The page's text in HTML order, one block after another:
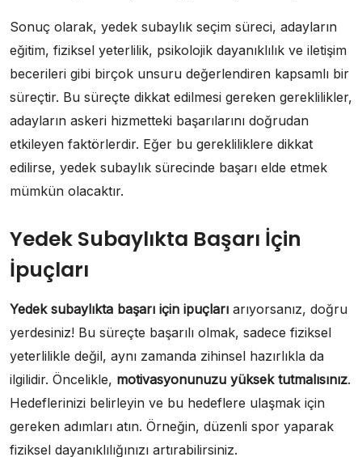
Sonuç olarak, yedek subaylık seçim süreci, adayların
eğitim, fiziksel yeterlilik, psikolojik dayanıklılık ve iletişim
becerileri gibi birçok unsuru değerlendiren kapsamlı bir
süreçtir. Bu süreçte dikkat edilmesi gereken gereklilikler,
adayların askeri hizmetteki başarılarını doğrudan
etkileyen faktörlerdir. Eğer bu gerekliliklere dikkat
edilirse, yedek subaylık sürecinde başarı elde etmek
mümkün olacaktır.
Yedek Subaylıkta Başarı İçin
İpuçları
Yedek subaylıkta başarı için ipuçları arıyorsanız, doğru
yerdesiniz! Bu süreçte başarılı olmak, sadece fiziksel
yeterlilikle değil, aynı zamanda zihinsel hazırlıkla da
ilgilidir. Öncelikle, motivasyonunuzu yüksek tutmalısınız.
Hedeflerinizi belirleyin ve bu hedeflere ulaşmak için
gereken adımları atın. Örneğin, düzenli spor yaparak
fiziksel dayanıklılığınızı artırabilirsiniz.